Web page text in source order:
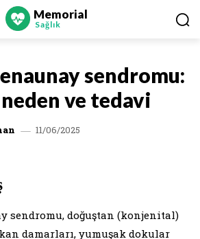
Memorial
Sağlık
sendromu:
ve tedavi
11/06/2025
sendromu, doğuştan (konjenital)
damarları, yumuşak dokular